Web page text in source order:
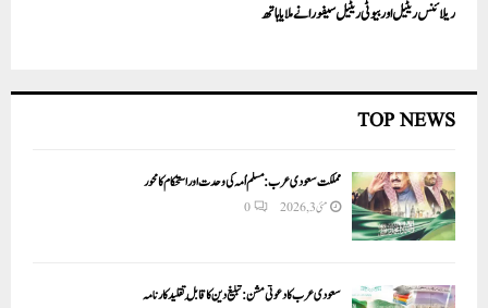
ریلائنس ریٹیل اور بیوٹی ریٹیل سیفورا نے ملایا ہاتھ
TOP NEWS
مملکت سعودی عرب: مسلم اُمہ کی وحدت اور استحکام کا محور
مئی 3, 2026 0
سعودی عرب کا دعوتی مشن: تبلیغ دین کا قابلِ تقلید کارنامہ